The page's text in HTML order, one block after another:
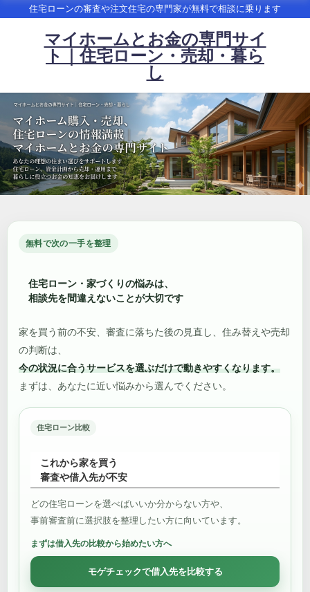
住宅ローンの審査や注文住宅の専門家が無料で相談に乗ります
マイホームとお金の専門サイ
ト｜住宅ローン・売却・暮ら
し
無料で次の一手を整理
住宅ローン・家づくりの悩みは、
相談先を間違えないことが大切です
家を買う前の不安、審査に落ちた後の見直し、住み替えや売却
の判断は、
今の状況に合うサービスを選ぶだけで動きやすくなります。
まずは、あなたに近い悩みから選んでください。
住宅ローン比較
これから家を買う
審査や借入先が不安
どの住宅ローンを選べばいいか分からない方や、
事前審査前に選択肢を整理したい方に向いています。
まずは借入先の比較から始めたい方へ
モゲチェックで借入先を比較する